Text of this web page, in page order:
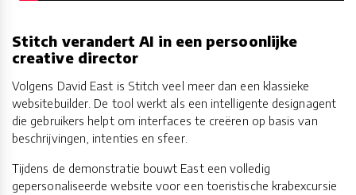
Stitch verandert AI in een persoonlijke
creative director
Volgens David East is Stitch veel meer dan een klassieke
websitebuilder. De tool werkt als een intelligente designagent
die gebruikers helpt om interfaces te creëren op basis van
beschrijvingen, intenties en sfeer.
Tijdens de demonstratie bouwt East een volledig
gepersonaliseerde website voor een toeristische krabexcursie